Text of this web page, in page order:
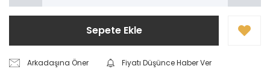
Sepete Ekle
Arkadaşına Öner
Fiyatı Düşünce Haber Ver